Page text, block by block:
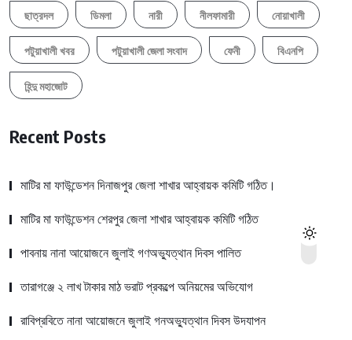
ছাত্রদল ডিমলা নারী নীলফামারী নোয়াখালী
পটুয়াখালী খবর পটুয়াখালী জেলা সংবাদ ফেনী বিএনপি
হিন্দু মহাজোট
Recent Posts
মাটির মা ফাউন্ডেশন দিনাজপুর জেলা শাখার আহ্বায়ক কমিটি গঠিত।
মাটির মা ফাউন্ডেশন শেরপুর জেলা শাখার আহ্বায়ক কমিটি গঠিত
পাবনায় নানা আয়োজনে জুলাই গণঅভ্যুত্থান দিবস পালিত
তারাগঞ্জে ২ লাখ টাকার মাঠ ভরাট প্রকল্পে অনিয়মের অভিযোগ
রাবিপ্রবিতে নানা আয়োজনে জুলাই গনঅভ্যুত্থান দিবস উদযাপন